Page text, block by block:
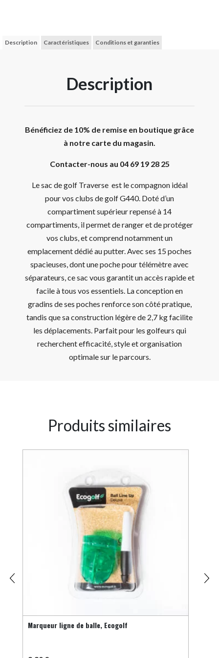
Description Caractéristiques Conditions et garanties
Description
Bénéficiez de 10% de remise en boutique grâce
à notre carte du magasin.
Contacter-nous au 04 69 19 28 25
Le sac de golf Traverse est le compagnon idéal
pour vos clubs de golf G440. Doté d’un
compartiment supérieur repensé à 14
compartiments, il permet de ranger et de protéger
vos clubs, et comprend notamment un
emplacement dédié au putter. Avec ses 15 poches
spacieuses, dont une poche pour télémètre avec
séparateurs, ce sac vous garantit un accès rapide et
facile à tous vos essentiels. La conception en
gradins de ses poches renforce son côté pratique,
tandis que sa construction légère de 2,7 kg facilite
les déplacements. Parfait pour les golfeurs qui
recherchent efficacité, style et organisation
optimale sur le parcours.
Produits similaires
Marqueur ligne de balle, Ecogolf